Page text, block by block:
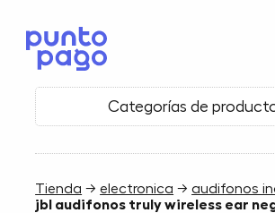
Categorías de
Tienda →electronica →audifonos
jbl audifonos truly wireless ear